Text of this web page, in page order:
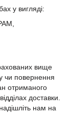
у вигляді:
вище
чи повернення
отриманого
доставки.
нам на